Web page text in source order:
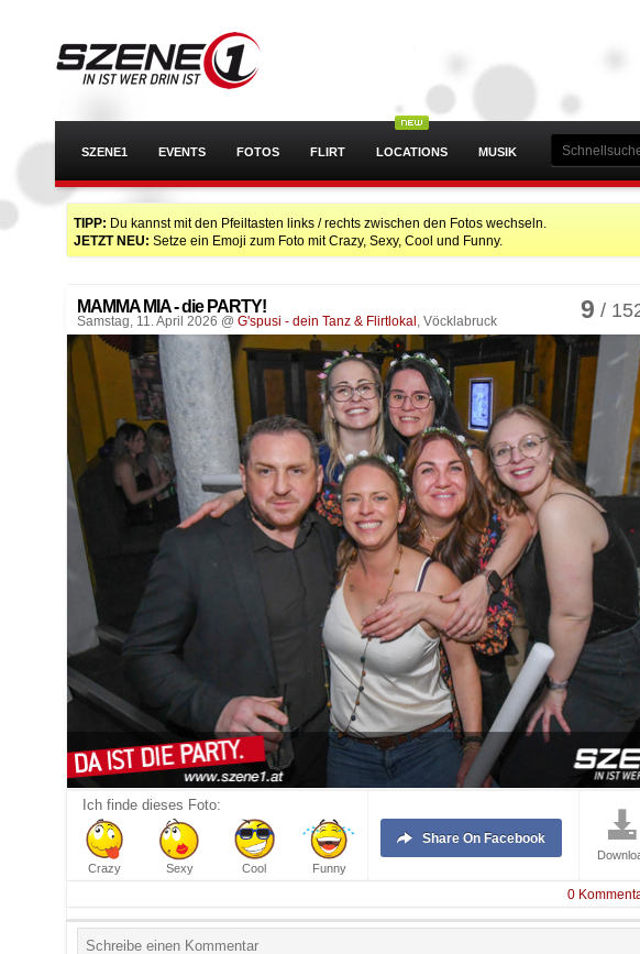
SZENE1 EVENTS FOTOS FLIRT LOCATIONS MUSIK
TIPP: Du kannst mit den Pfeiltasten links / rechts zwischen den Fotos wechseln.
JETZT NEU: Setze ein Emoji zum Foto mit Crazy, Sexy, Cool und Funny.
9 /
MAMMA MIA - die PARTY!
Samstag, 11. April 2026 @ G'spusi - dein Tanz & Flirtlokal , Vöcklabruck
Ich finde dieses Foto:
Crazy Sexy Cool Funny
Share On Facebook
0